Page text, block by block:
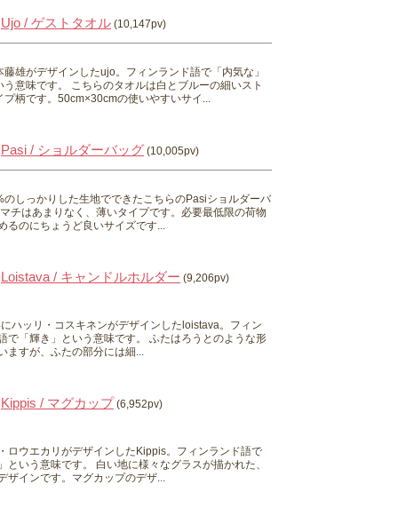
Ujo / ゲストタオル (10,147pv)
藤雄がデザインしたujo。フィンランド語で「内気な」
う意味です。 こちらのタオルは白とブルーの細いスト
プ柄です。50cm×30cmの使いやすいサイ...
Pasi / ショルダーバッグ (10,005pv)
のしっかりした生地でできたこちらのPasiショルダーバ
チはあまりなく、薄いタイプです。必要最低限の荷物
るのにちょうど良いサイズです...
Loistava / キャンドルホルダー (9,206pv)
ハッリ・コスキネンがデザインしたloistava。フィン
で「輝き」という意味です。 ふたはろうとのような形
ますが、ふたの部分には細...
Kippis / マグカップ (6,952pv)
ロウエカリがデザインしたKippis。フィンランド語で
という意味です。 白い地に様々なグラスが描かれた、
ザインです。マグカップのデザ...